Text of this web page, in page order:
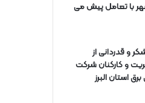
با تعامل پیش می
و قدردانی از
و کارکنان شرکت
استان البرز